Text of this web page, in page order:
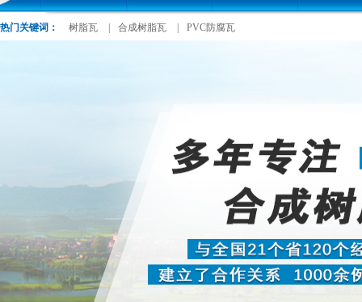
热门关键词： 树脂瓦 合成树脂瓦 PVC防腐瓦